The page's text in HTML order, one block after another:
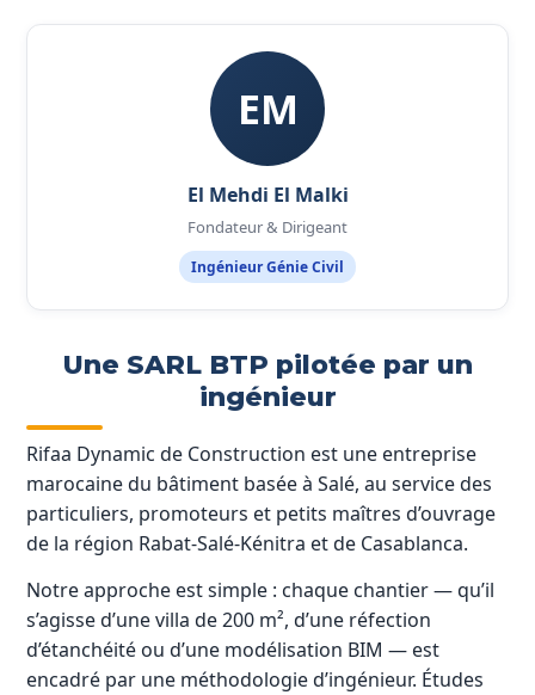
EM
El Mehdi El Malki
Fondateur & Dirigeant
Ingénieur Génie Civil
Une SARL BTP pilotée par un
ingénieur
Rifaa Dynamic de Construction est une entreprise
marocaine du bâtiment basée à Salé, au service des
particuliers, promoteurs et petits maîtres d’ouvrage
de la région Rabat-Salé-Kénitra et de Casablanca.
Notre approche est simple : chaque chantier — qu’il
s’agisse d’une villa de 200 m², d’une réfection
d’étanchéité ou d’une modélisation BIM — est
encadré par une méthodologie d’ingénieur. Études